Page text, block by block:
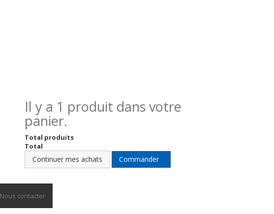
Il y a 1 produit dans votre
panier.
Total produits
Total
Continuer mes achats Commander
Nous contacter